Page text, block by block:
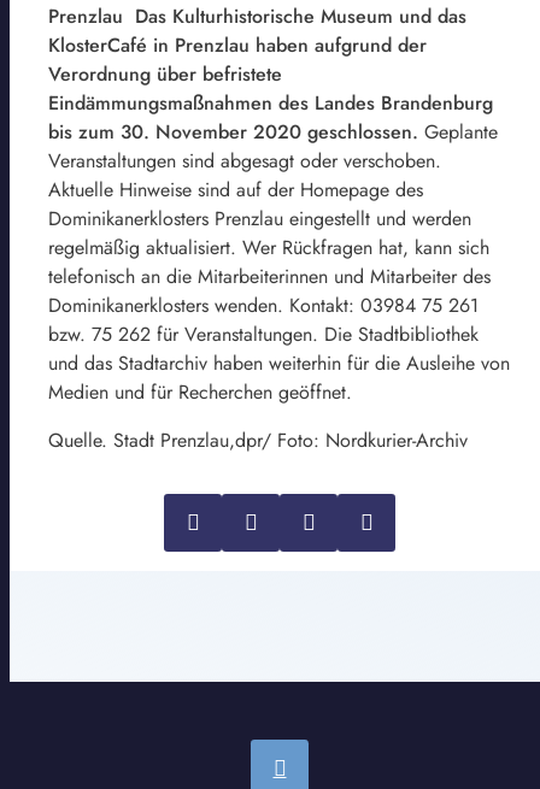
Prenzlau Das Kulturhistorische Museum und das
KlosterCafé in Prenzlau haben aufgrund der
Verordnung über befristete
Eindämmungsmaßnahmen des Landes Brandenburg
bis zum 30. November 2020 geschlossen. Geplante
Veranstaltungen sind abgesagt oder verschoben.
Aktuelle Hinweise sind auf der Homepage des
Dominikanerklosters Prenzlau eingestellt und werden
regelmäßig aktualisiert. Wer Rückfragen hat, kann sich
telefonisch an die Mitarbeiterinnen und Mitarbeiter des
Dominikanerklosters wenden. Kontakt: 03984 75 261
bzw. 75 262 für Veranstaltungen. Die Stadtbibliothek
und das Stadtarchiv haben weiterhin für die Ausleihe von
Medien und für Recherchen geöffnet.
Quelle. Stadt Prenzlau,dpr/ Foto: Nordkurier-Archiv